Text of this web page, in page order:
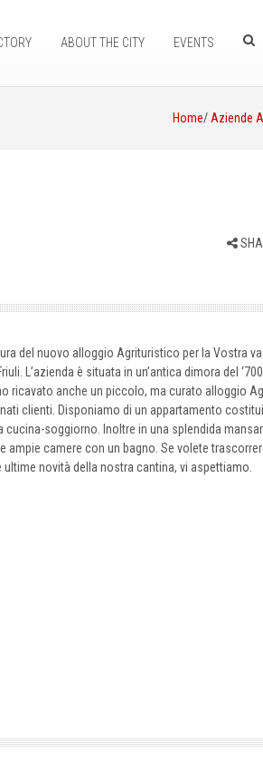
ABOUT THE CITY EVENTS
Home/ Aziende
del nuovo alloggio Agrituristico per la Vostra
L’azienda è situata in un’antica dimora del
ricavato anche un piccolo, ma curato alloggio
clienti. Disponiamo di un appartamento
cucina-soggiorno. Inoltre in una splendida
ampie camere con un bagno. Se volete
novità della nostra cantina, vi aspettiamo.